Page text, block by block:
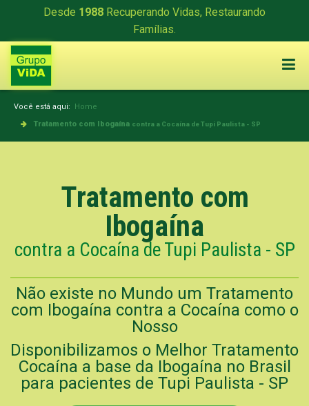
Desde 1988 Recuperando Vidas, Restaurando
Famílias.
Você está aqui: Home
Tratamento com Ibogaína contra a Cocaína de Tupi Paulista - SP
Tratamento com
Ibogaína
contra a Cocaína de Tupi Paulista - SP
Não existe no Mundo um Tratamento
com Ibogaína contra a Cocaína como o
Nosso
Disponibilizamos o Melhor Tratamento
Cocaína a base da Ibogaína no Brasil
para pacientes de Tupi Paulista - SP